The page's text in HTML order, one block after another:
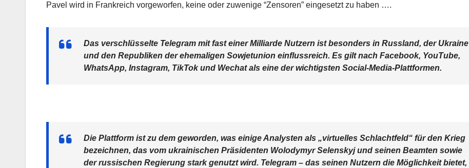
Pavel wird in Frankreich vorgeworfen, keine oder zuwenige “Zensoren” eingesetzt zu haben ….
Das verschlüsselte Telegram mit fast einer Milliarde Nutzern ist besonders in Russland, der Ukraine
und den Republiken der ehemaligen Sowjetunion einflussreich. Es gilt nach Facebook, YouTube,
WhatsApp, Instagram, TikTok und Wechat als eine der wichtigsten Social-Media-Plattformen.
Die Plattform ist zu dem geworden, was einige Analysten als „virtuelles Schlachtfeld“ für den Krieg
bezeichnen, das vom ukrainischen Präsidenten Wolodymyr Selenskyj und seinen Beamten sowie
der russischen Regierung stark genutzt wird. Telegram – das seinen Nutzern die Möglichkeit bietet,